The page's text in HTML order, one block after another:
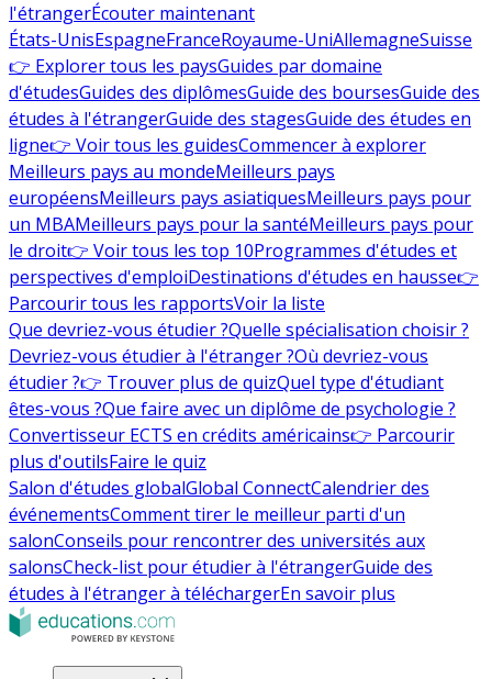
l'étrangerÉcouter maintenant
États-UnisEspagneFranceRoyaume-UniAllemagneSuisse
👉 Explorer tous les paysGuides par domaine
d'étudesGuides des diplômesGuide des boursesGuide des
études à l'étrangerGuide des stagesGuide des études en
ligne👉 Voir tous les guidesCommencer à explorer
Meilleurs pays au mondeMeilleurs pays
européensMeilleurs pays asiatiquesMeilleurs pays pour
un MBAMeilleurs pays pour la santéMeilleurs pays pour
le droit👉 Voir tous les top 10Programmes d'études et
perspectives d'emploiDestinations d'études en hausse👉
Parcourir tous les rapportsVoir la liste
Que devriez-vous étudier ?Quelle spécialisation choisir ?
Devriez-vous étudier à l'étranger ?Où devriez-vous
étudier ?👉 Trouver plus de quizQuel type d'étudiant
êtes-vous ?Que faire avec un diplôme de psychologie ?
Convertisseur ECTS en crédits américains👉 Parcourir
plus d'outilsFaire le quiz
Salon d'études globalGlobal ConnectCalendrier des
événementsComment tirer le meilleur parti d'un
salonConseils pour rencontrer des universités aux
salonsCheck-list pour étudier à l'étrangerGuide des
études à l'étranger à téléchargerEn savoir plus